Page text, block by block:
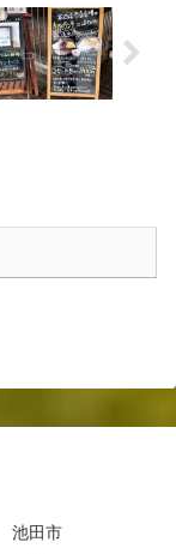
池田市